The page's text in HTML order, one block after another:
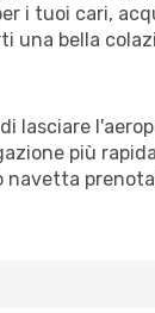
i tuoi cari,
una bella
più